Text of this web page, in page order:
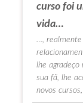
curso foi
vida…
…,
lhe
sua fã, lhe
novos